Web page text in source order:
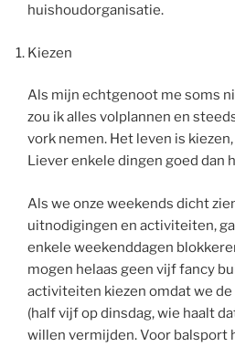
huishoudorganisatie.
Kiezen
Als mijn echtgenoot me soms
zou ik alles volplannen en
vork nemen. Het leven is
Liever enkele dingen goed dan
Als we onze weekends dicht
uitnodigingen en activiteiten,
enkele weekenddagen
mogen helaas geen vijf fancy
activiteiten kiezen omdat we
(half vijf op dinsdag, wie haalt
willen vermijden. Voor balsport